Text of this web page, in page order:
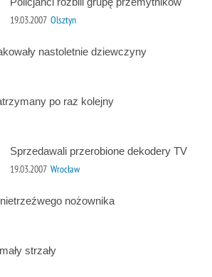
19.03.2007 Olsztyn
nastoletnie dziewczyny
po raz kolejny
Sprzedawali przerobione dekodery TV
19.03.2007 Wrocław
nożownika
strzały